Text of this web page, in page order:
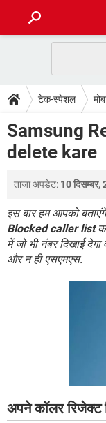
फोन पर अकाउंट बैलेंस चेक
WhatsApp Hack हो गया?
टेक-स्पेशल
2020 के फ्री एंटीवायरस
बेस्ट फ्री ऑनलाइन गेम्स
डाउनलोड
Vidmate
FORUM
TikTok Account Freeze हो
SBI बैंक अकाउंट नंबर पता करें
केबल और कनेक्टर्स
सीरियल और पैरलल पोर्ट
टेक-स्पेशल
Samsung
delete kare
ताजा अपडेट: 10 दिसम्बर,
इस बार हम आपको
Blocked caller list
में जो भी नंबर दिखाई
और न ही एसएमएस.
अपने कॉलर